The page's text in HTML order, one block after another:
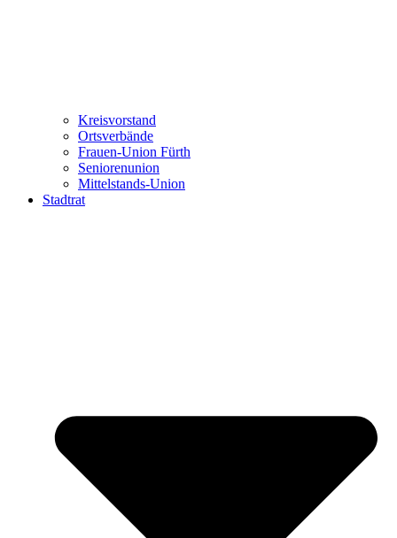
Kreisvorstand
Ortsverbände
Frauen-Union Fürth
Seniorenunion
Mittelstands-Union
Stadtrat